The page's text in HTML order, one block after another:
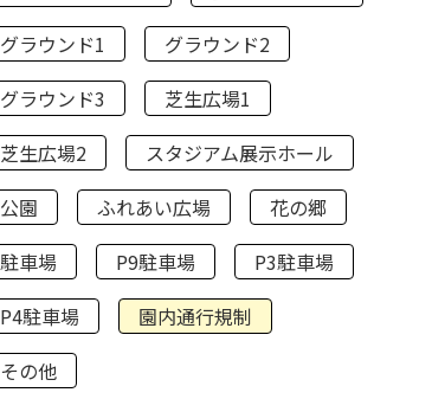
グラウンド1
グラウンド2
グラウンド3
芝生広場1
芝生広場2
スタジアム展示ホール
公園
ふれあい広場
花の郷
駐車場
P9駐車場
P3駐車場
P4駐車場
園内通行規制
その他